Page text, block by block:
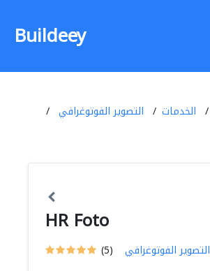
Buildeey
الخدمات
التصوير الفوتوغرافي
HR Foto
(5) التصوير الفوتوغرافي